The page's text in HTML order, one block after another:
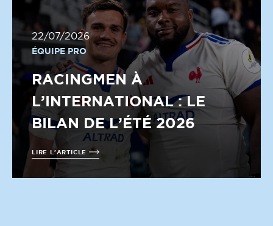
22/07/2026
ÉQUIPE PRO
RACINGMEN À
L’INTERNATIONAL : LE
BILAN DE L’ÉTÉ 2026
LIRE L'ARTICLE